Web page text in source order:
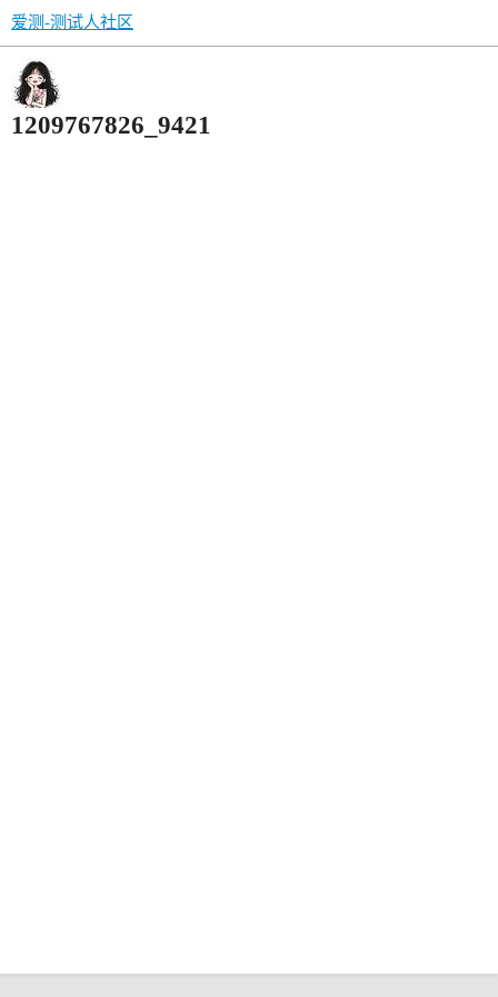
爱测-测试人社区
1209767826_9421